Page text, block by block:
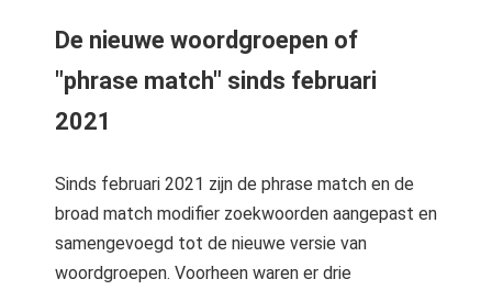
De nieuwe woordgroepen of
"phrase match" sinds februari
2021
Sinds februari 2021 zijn de phrase match en de
broad match modifier zoekwoorden aangepast en
samengevoegd tot de nieuwe versie van
woordgroepen. Voorheen waren er drie